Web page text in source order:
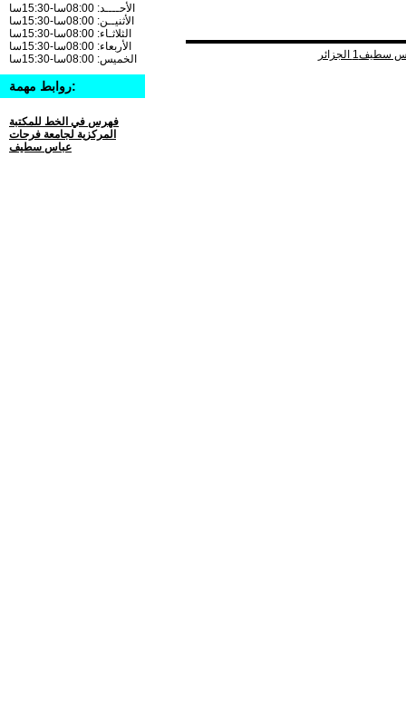
الأحــــد: 08:00سا-15:30سا
الأثنيــن: 08:00سا-15:30سا
الثلاثـاء: 08:00سا-15:30سا
الأربعاء: 08:00سا-15:30سا
الخميس: 08:00سا-15:30سا
روابط مهمة:
فهرس في الخط للمكتبة
المركزية لجامعة فرحات
عباس سطيف